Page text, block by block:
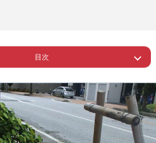
目次
ー 台風直撃『ゲオ』公式Xの神対応